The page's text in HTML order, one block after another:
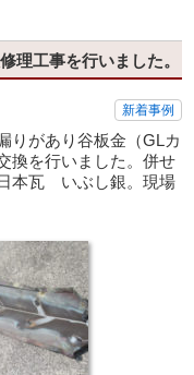
工事を行いました。
新着事例
りがあり谷板金（GLカ
換を行いました。併せ
本瓦 いぶし銀。現場